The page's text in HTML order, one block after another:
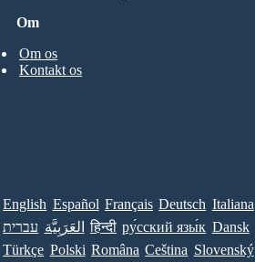
Om
Om os
Kontakt os
English Español Français Deutsch Italiana
עברית العَرَبِيَّة हिन्दी ру́сский язы́к Dansk
Türkçe Polski Româna Ceština Slovenský